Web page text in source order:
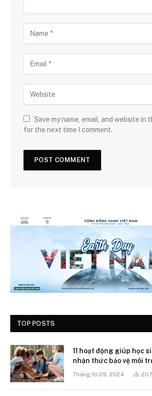
Save my name, email, and website in
for the next time I comment.
TOP POSTS
11 hoạt động giúp học
nhận thức bảo vệ môi
Tháng 10 29, 2024 207